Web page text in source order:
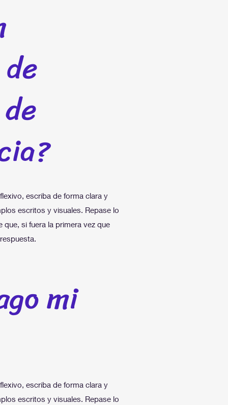
escriba de forma clara y
escritos y visuales. Repase lo
si fuera la primera vez que
mi
escriba de forma clara y
escritos y visuales. Repase lo